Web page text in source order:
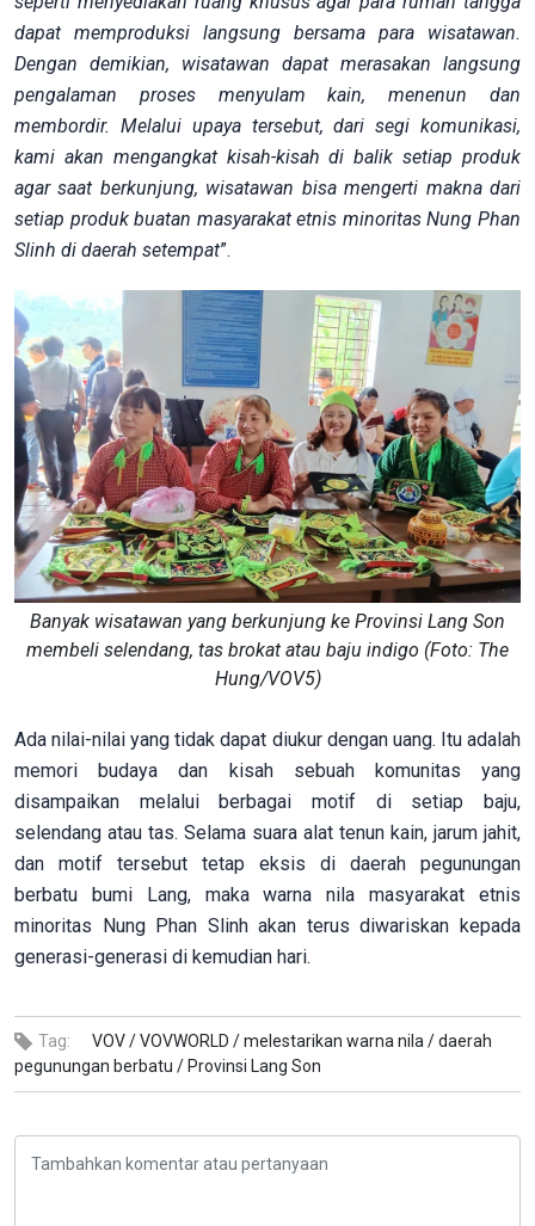
dapat memproduksi langsung bersama para wisatawan.
Dengan demikian, wisatawan dapat merasakan langsung
pengalaman proses menyulam kain, menenun dan
membordir. Melalui upaya tersebut, dari segi komunikasi,
kami akan mengangkat kisah-kisah di balik setiap produk
agar saat berkunjung, wisatawan bisa mengerti makna dari
setiap produk buatan masyarakat etnis minoritas Nung Phan
Slinh di daerah setempat”.
Banyak wisatawan yang berkunjung ke Provinsi Lang Son
membeli selendang, tas brokat atau baju indigo (Foto: The
Hung/VOV5)
Ada nilai-nilai yang tidak dapat diukur dengan uang. Itu adalah
memori budaya dan kisah sebuah komunitas yang
disampaikan melalui berbagai motif di setiap baju,
selendang atau tas. Selama suara alat tenun kain, jarum jahit,
dan motif tersebut tetap eksis di daerah pegunungan
berbatu bumi Lang, maka warna nila masyarakat etnis
minoritas Nung Phan Slinh akan terus diwariskan kepada
generasi-generasi di kemudian hari.
Tag: VOV /VOVWORLD /melestarikan warna nila /daerah
pegunungan berbatu / Provinsi Lang Son